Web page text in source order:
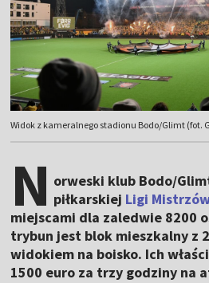
Widok z kameralnego stadionu Bodo/Glimt (fot.
N orweski klub Bodo/
piłkarskiej Ligi
miejscami dla zaledwie 8200
trybun jest blok mieszkalny z
widokiem na boisko. Ich
1500 euro za trzy godziny na